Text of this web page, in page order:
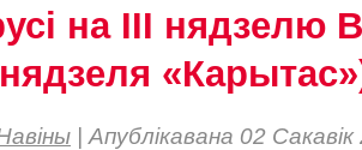
на III нядзелю
| Апублікавана 02